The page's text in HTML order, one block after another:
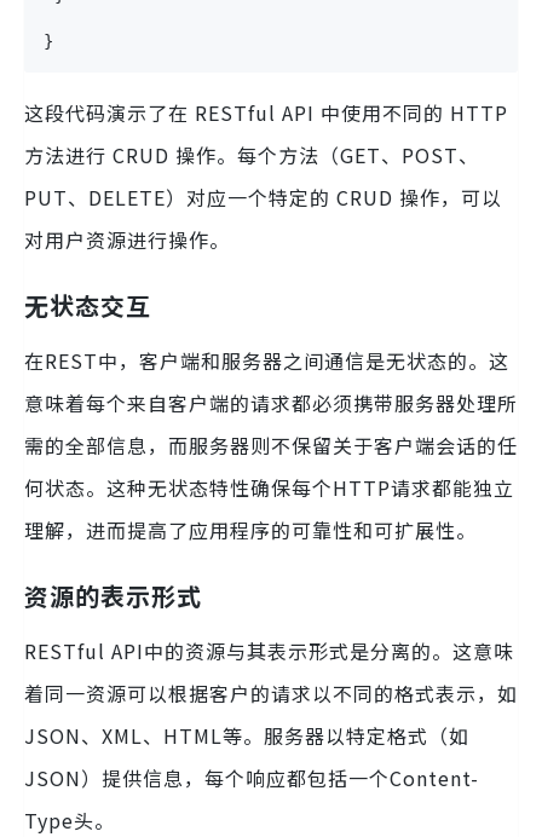
}
这段代码演示了在 RESTful API 中使用不同的 HTTP
方法进行 CRUD 操作。每个方法（GET、POST、
PUT、DELETE）对应一个特定的 CRUD 操作，可以
对用户资源进行操作。
无状态交互
在REST中，客户端和服务器之间通信是无状态的。这
意味着每个来自客户端的请求都必须携带服务器处理所
需的全部信息，而服务器则不保留关于客户端会话的任
何状态。这种无状态特性确保每个HTTP请求都能独立
理解，进而提高了应用程序的可靠性和可扩展性。
资源的表示形式
RESTful API中的资源与其表示形式是分离的。这意味
着同一资源可以根据客户的请求以不同的格式表示，如
JSON、XML、HTML等。服务器以特定格式（如
JSON）提供信息，每个响应都包括一个Content-
Type头。